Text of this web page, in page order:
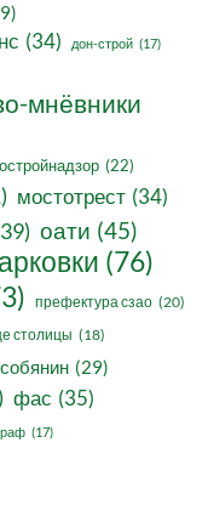
(34) дон-строй (17)
мнёвники
(22)
мостотрест (34)
оати (45)
(76)
префектура сзао (20)
столицы (18)
собянин (29)
фас (35)
(17)